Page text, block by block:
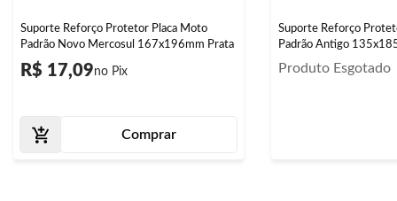
Suporte Reforço Protetor Placa Moto
Padrão Novo Mercosul 167x196mm Prata
R$ 17,09
Comprar
Suporte Reforço
Padrão Antigo
Produto Esgotado